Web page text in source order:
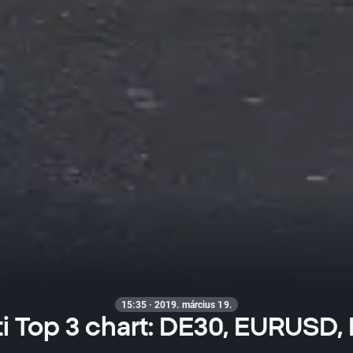
15:35 · 2019. március 19.
Top 3 chart: DE30, EURUSD,